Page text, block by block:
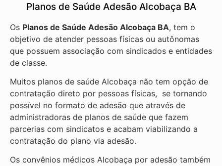
Planos de Saúde Adesão Alcobaça BA
Os Planos de Saúde Adesão Alcobaça BA, tem o
objetivo de atender pessoas físicas ou autônomas
que possuem associação com sindicados e entidades
de classe.
Muitos planos de saúde Alcobaça não tem opção de
contratação direto por pessoas físicas, se tornando
possível no formato de adesão que através de
administradoras de planos de saúde que fazem
parcerias com sindicatos e acabam viabilizando a
contratação do plano via adesão.
Os convênios médicos Alcobaça por adesão também